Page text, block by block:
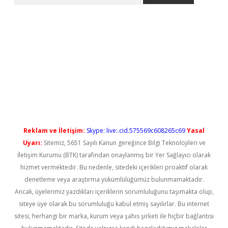
Reklam ve İletişim: Skype: live:.cid.575569c608265c69Yasal
Uyarı: Sitemiz, 5651 Sayılı Kanun gereğince Bilgi Teknolojileri ve
İletişim Kurumu (BTK) tarafından onaylanmış bir Yer Sağlayıcı olarak
hizmet vermektedir. Bu nedenle, sitedeki içerikleri proaktif olarak
denetleme veya araştırma yükümlülüğümüz bulunmamaktadır.
Ancak, üyelerimiz yazdıkları içeriklerin sorumluluğunu taşımakta olup,
siteye üye olarak bu sorumluluğu kabul etmiş sayılırlar. Bu internet
sitesi, herhangi bir marka, kurum veya şahıs şirketi ile hiçbir bağlantısı